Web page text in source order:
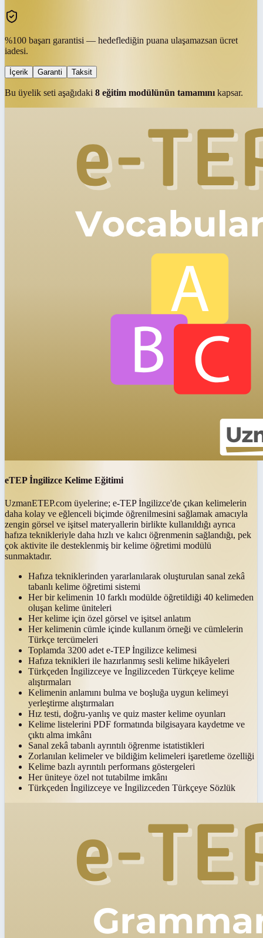
%100 başarı garantisi — hedeflediğin puana ulaşamazsan ücret
iadesi.
İçerik Garanti Taksit
Bu üyelik seti aşağıdaki 8 eğitim modülünün tamamını kapsar.
eTEP İngilizce Kelime Eğitimi
UzmanETEP.com üyelerine; e-TEP İngilizce'de çıkan kelimelerin
daha kolay ve eğlenceli biçimde öğrenilmesini sağlamak amacıyla
zengin görsel ve işitsel materyallerin birlikte kullanıldığı ayrıca
hafıza teknikleriyle daha hızlı ve kalıcı öğrenmenin sağlandığı, pek
çok aktivite ile desteklenmiş bir kelime öğretimi modülü
sunmaktadır.
Hafıza tekniklerinden yararlanılarak oluşturulan sanal zekâ
tabanlı kelime öğretimi sistemi
Her bir kelimenin 10 farklı modülde öğretildiği 40 kelimeden
oluşan kelime üniteleri
Her kelime için özel görsel ve işitsel anlatım
Her kelimenin cümle içinde kullanım örneği ve cümlelerin
Türkçe tercümeleri
Toplamda 3200 adet e-TEP İngilizce kelimesi
Hafıza teknikleri ile hazırlanmış sesli kelime hikâyeleri
Türkçeden İngilizceye ve İngilizceden Türkçeye kelime
alıştırmaları
Kelimenin anlamını bulma ve boşluğa uygun kelimeyi
yerleştirme alıştırmaları
Hız testi, doğru-yanlış ve quiz master kelime oyunları
Kelime listelerini PDF formatında bilgisayara kaydetme ve
çıktı alma imkânı
Sanal zekâ tabanlı ayrıntılı öğrenme istatistikleri
Zorlanılan kelimeler ve bildiğim kelimeleri işaretleme özelliği
Kelime bazlı ayrıntılı performans göstergeleri
Her üniteye özel not tutabilme imkânı
Türkçeden İngilizceye ve İngilizceden Türkçeye Sözlük